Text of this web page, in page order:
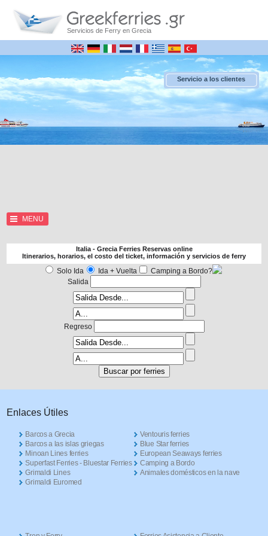
Servicios de Ferry en Grecia
Servicio a los clientes
MENU
Italia - Grecia Ferries Reservas online
Itinerarios, horarios, el costo del ticket, información y servicios de ferry
Solo Ida Ida + Vuelta
Camping a Bordo?
Salida
Regreso
Enlaces Útiles
Barcos a Grecia
Barcos a las islas griegas
Minoan Lines ferries
Superfast Ferries - Bluestar Ferries
Grimaldi Lines
Grimaldi Euromed
Ventouris ferries
Blue Star ferries
European Seaways ferries
Camping a Bordo
Animales domésticos en la nave